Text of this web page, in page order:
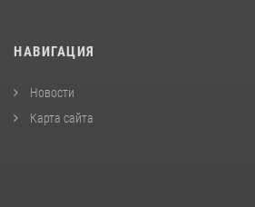
НАВИГАЦИЯ
Новости
Карта сайта